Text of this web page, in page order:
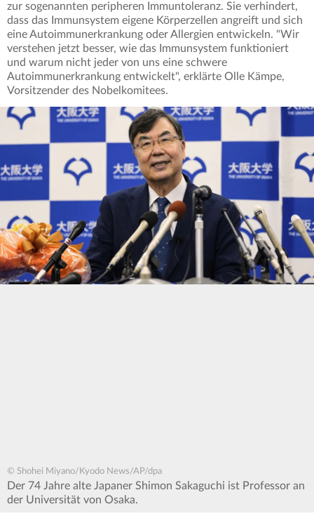
zur sogenannten peripheren Immuntoleranz. Sie verhindert,
dass das Immunsystem eigene Körperzellen angreift und sich
eine Autoimmunerkrankung oder Allergien entwickeln. "Wir
verstehen jetzt besser, wie das Immunsystem funktioniert
und warum nicht jeder von uns eine schwere
Autoimmunerkrankung entwickelt", erklärte Olle Kämpe,
Vorsitzender des Nobelkomitees.
© Shohei Miyano/Kyodo News/AP/dpa
Der 74 Jahre alte Japaner Shimon Sakaguchi ist Professor an
der Universität von Osaka.